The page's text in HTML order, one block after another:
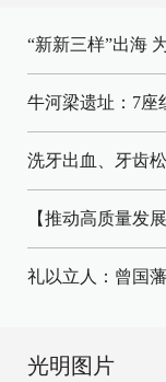
“新新三样”出海
牛河梁遗址：7座
洗牙出血、牙齿
【推动高质量发
礼以立人：曾国
光明图片